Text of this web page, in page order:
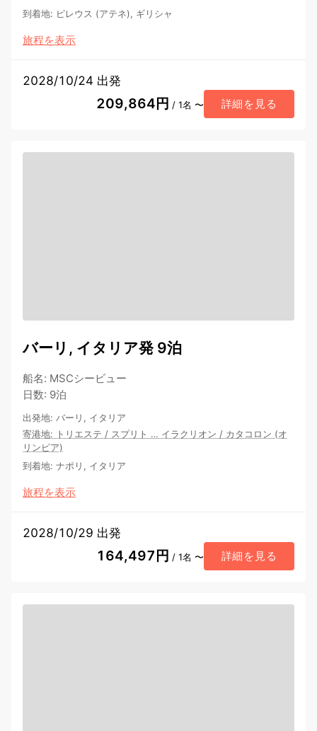
到着地: ピレウス (アテネ), ギリシャ
旅程を表示
2028/10/24 出発
209,864円 / 1名 〜 詳細を見る
バーリ, イタリア発 9泊
船名: MSCシービュー
日数: 9泊
出発地: バーリ, イタリア
寄港地: トリエステ / スプリト … イラクリオン / カタコロン (オ
リンピア)
到着地: ナポリ, イタリア
旅程を表示
2028/10/29 出発
164,497円 / 1名 〜 詳細を見る